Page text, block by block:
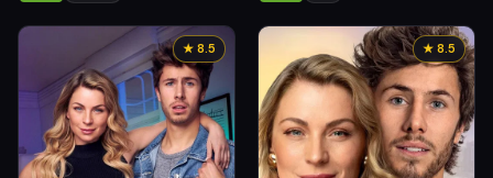
★ 8.5 ★ 8.5